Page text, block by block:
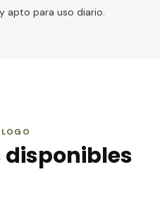
apto para uso diario.
disponibles